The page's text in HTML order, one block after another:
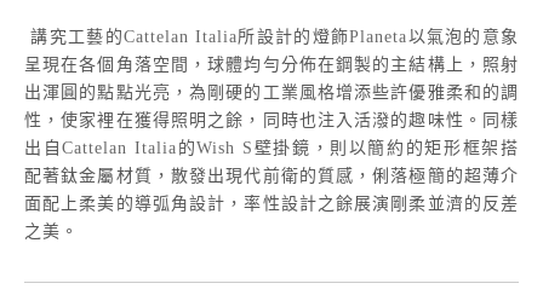
講究工藝的Cattelan Italia所設計的燈飾Planeta以氣泡的意象
呈現在各個角落空間，球體均勻分佈在鋼製的主結構上，照射
出渾圓的點點光亮，為剛硬的工業風格增添些許優雅柔和的調
性，使家裡在獲得照明之餘，同時也注入活潑的趣味性。同樣
出自Cattelan Italia 的Wish S 壁掛鏡，則以簡約的矩形框架搭
配著鈦金屬材質，散發出現代前衛的質感，俐落極簡的超薄介
面配上柔美的導弧角設計，率性設計之餘展演剛柔並濟的反差
之美。